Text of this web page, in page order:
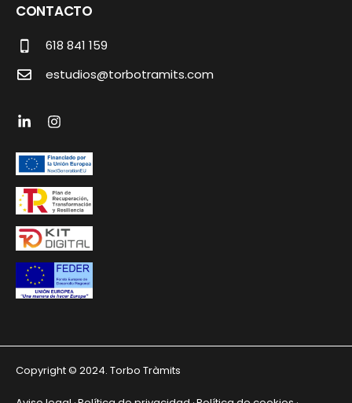
CONTACTO
618 841 159
estudios@torbotramits.com
Copyright © 2024. Torbo Tràmits